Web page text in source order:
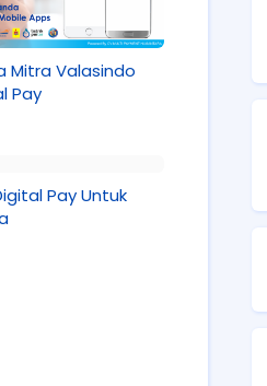
Mitra Valasindo
Pay
Pay Untuk